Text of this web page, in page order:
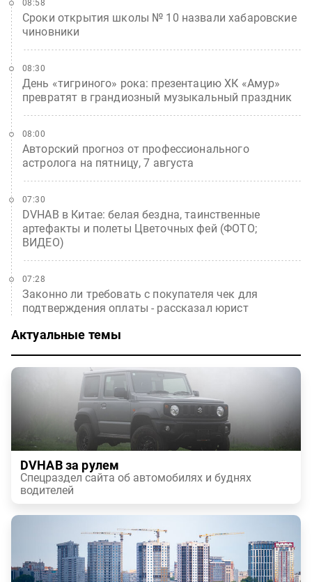
Сроки открытия школы № 10 назвали хабаровские
чиновники
08:58
День «тигриного» рока: презентацию ХК «Амур»
превратят в грандиозный музыкальный праздник
08:30
Авторский прогноз от профессионального
астролога на пятницу, 7 августа
08:00
DVHAB в Китае: белая бездна, таинственные
артефакты и полеты Цветочных фей (ФОТО;
ВИДЕО)
07:30
Законно ли требовать с покупателя чек для
подтверждения оплаты - рассказал юрист
07:28
Актуальные темы
DVHAB за рулем
Спецраздел сайта об автомобилях и буднях
водителей